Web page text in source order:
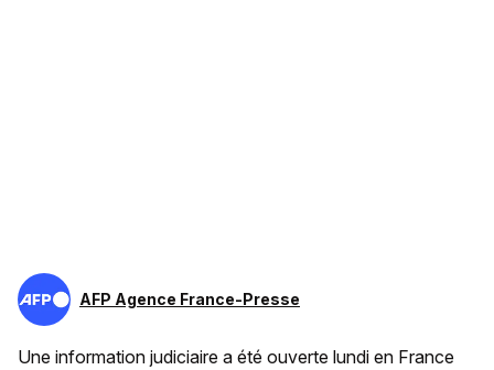
AFP Agence France-Presse
Une information judiciaire a été ouverte lundi en France